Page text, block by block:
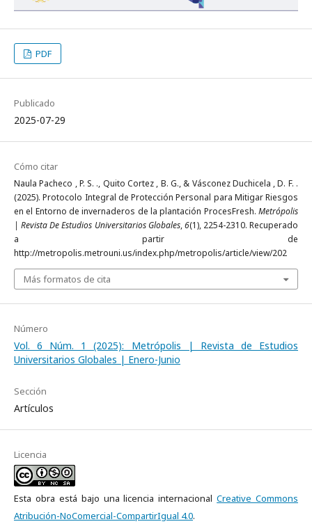
PDF
Publicado
2025-07-29
Cómo citar
Naula Pacheco , P. S. ., Quito Cortez , B. G., & Vásconez Duchicela , D. F. .
(2025). Protocolo Integral de Protección Personal para Mitigar Riesgos
en el Entorno de invernaderos de la plantación ProcesFresh. Metrópolis
| Revista De Estudios Universitarios Globales,6(1), 2254-2310. Recuperado
a partir de
http://metropolis.metrouni.us/index.php/metropolis/article/view/202
Más formatos de cita
Número
Vol. 6 Núm. 1 (2025): Metrópolis | Revista de Estudios
Universitarios Globales | Enero-Junio
Sección
Artículos
Licencia
Esta obra está bajo una licencia internacionalCreative Commons
Atribución-NoComercial-CompartirIgual 4.0.